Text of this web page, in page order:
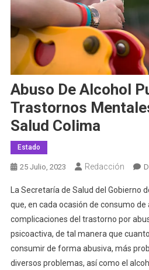
Abuso De Alcohol
Trastornos
Salud Colima
Estado
25 Julio, 2023 Redacción
La Secretaría de Salud del Gobierno
que, en cada ocasión de consumo
complicaciones del trastorno por
psicoactiva, de tal manera que
consumir de forma abusiva, más
diversos problemas, así como el